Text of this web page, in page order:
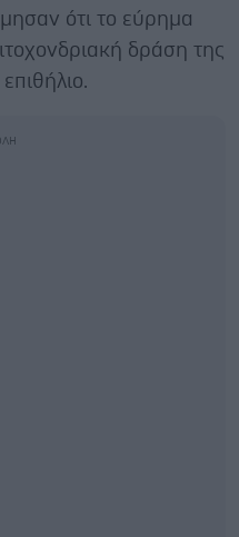
ότι το εύρημα
δράση της